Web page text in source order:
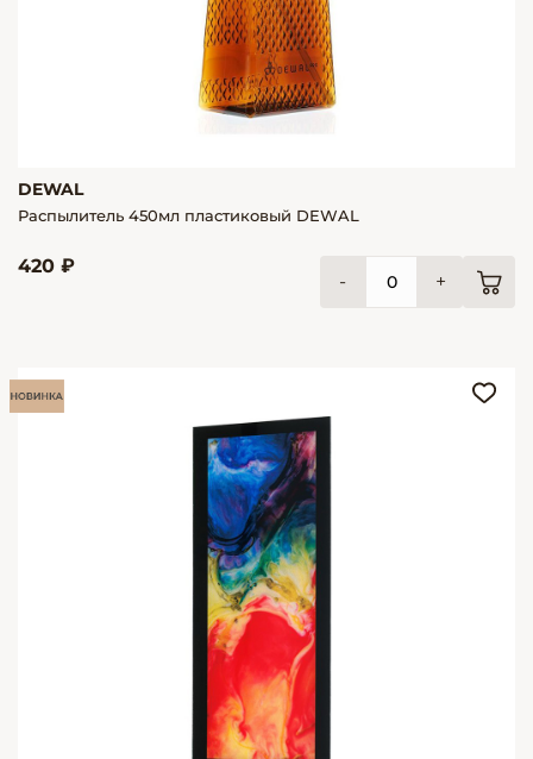
DEWAL
Распылитель 450мл пластиковый DEWAL
420 ₽
- +